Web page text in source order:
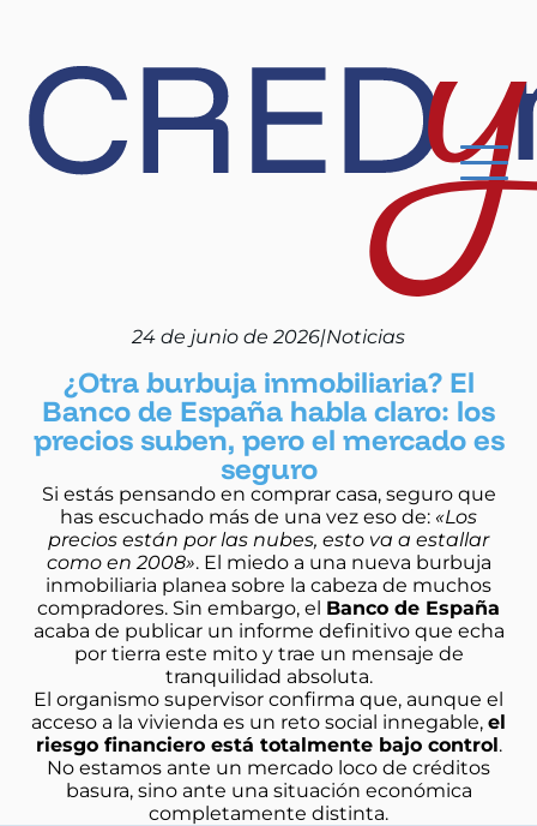
24 de junio de 2026|Noticias
¿Otra burbuja inmobiliaria? El
Banco de España habla claro: los
precios suben, pero el mercado es
seguro
Si estás pensando en comprar casa, seguro que
has escuchado más de una vez eso de: «Los
precios están por las nubes, esto va a estallar
como en 2008». El miedo a una nueva burbuja
inmobiliaria planea sobre la cabeza de muchos
compradores. Sin embargo, el Banco de España
acaba de publicar un informe definitivo que echa
por tierra este mito y trae un mensaje de
tranquilidad absoluta.
El organismo supervisor confirma que, aunque el
acceso a la vivienda es un reto social innegable, el
riesgo financiero está totalmente bajo control.
No estamos ante un mercado loco de créditos
basura, sino ante una situación económica
completamente distinta.